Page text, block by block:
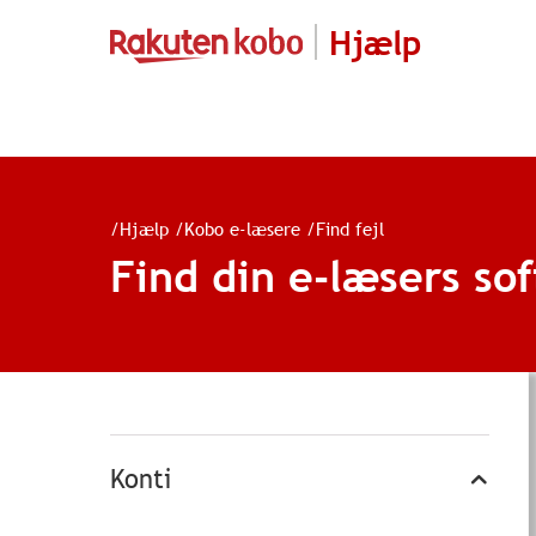
Hjælp
/Hjælp /Kobo e-læsere /Find fejl
Find din e-læsers
Konti